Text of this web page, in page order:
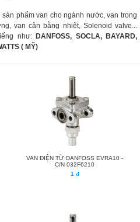
phẩm van cho ngành nước, van trong
van cân bằng nhiệt, Solenoid valve...
như: DANFOSS, SOCLA, BAYARD,
( MỸ)
VAN ĐIỆN TỪ DANFOSS EVRA10 -
C/N 032F6210
1 đ